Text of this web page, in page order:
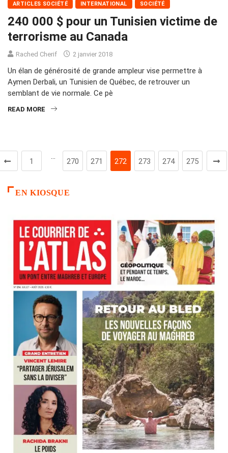
ARTICLES SOCIÉTÉ INTERNATIONAL SOCIÉTÉ
240 000 $ pour un Tunisien victime de
terrorisme au Canada
Rached Cherif 2 janvier 2018
Un élan de générosité de grande ampleur vise permettre à
Aymen Derbali, un Tunisien de Québec, de retrouver un
semblant de vie normale. Ce pè
READ MORE
1
…
270 271 272 273 274 275
EN KIOSQUE